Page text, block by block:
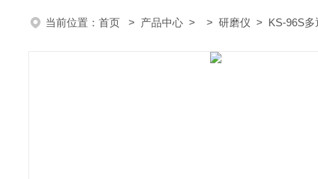
当前位置： 首页 > 产品中心 > > 研磨仪 > KS-96S多